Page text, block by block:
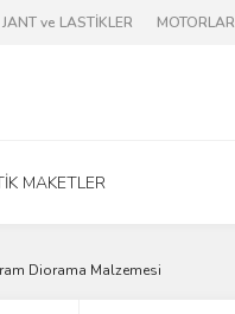
JANT ve LASTİKLER
MAKETLER
Diorama Malzemesi